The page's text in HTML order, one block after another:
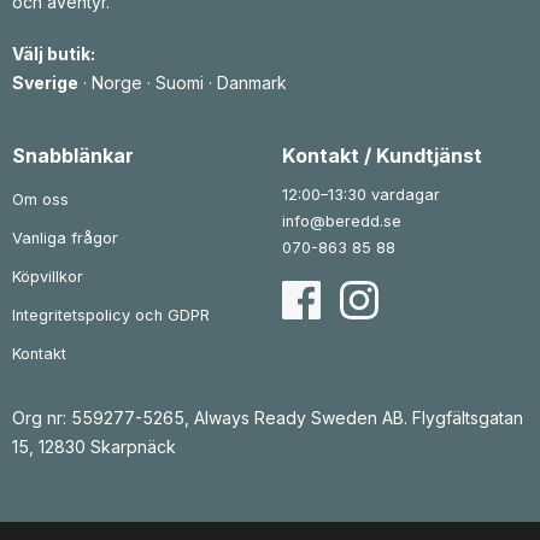
Välj butik:
Sverige · Norge · Suomi · Danmark
Snabblänkar
Om oss
Vanliga frågor
Köpvillkor
Integritetspolicy och GDPR
Kontakt
Kontakt / Kundtjänst
12:00–13:30 vardagar
info@beredd.se
070-863 85 88
Org nr: 559277-5265, Always Ready Sweden AB. Flygfältsgatan
15, 12830 Skarpnäck